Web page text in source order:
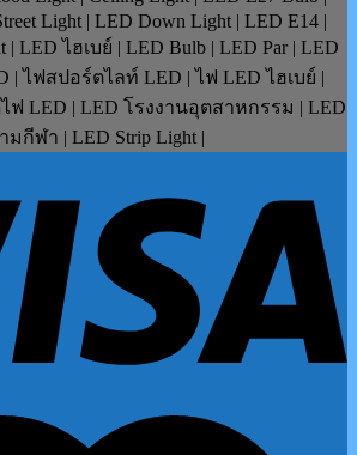
Light | LED Down Light | LED E14 |
| LED ไฮเบย์ | LED Bulb | LED Par | LED
| ไฟสปอร์ตไลท์ LED | ไฟ LED ไฮเบย์ |
LED | LED โรงงานอุตสาหกรรม | LED
มกีฬา | LED Strip Light |